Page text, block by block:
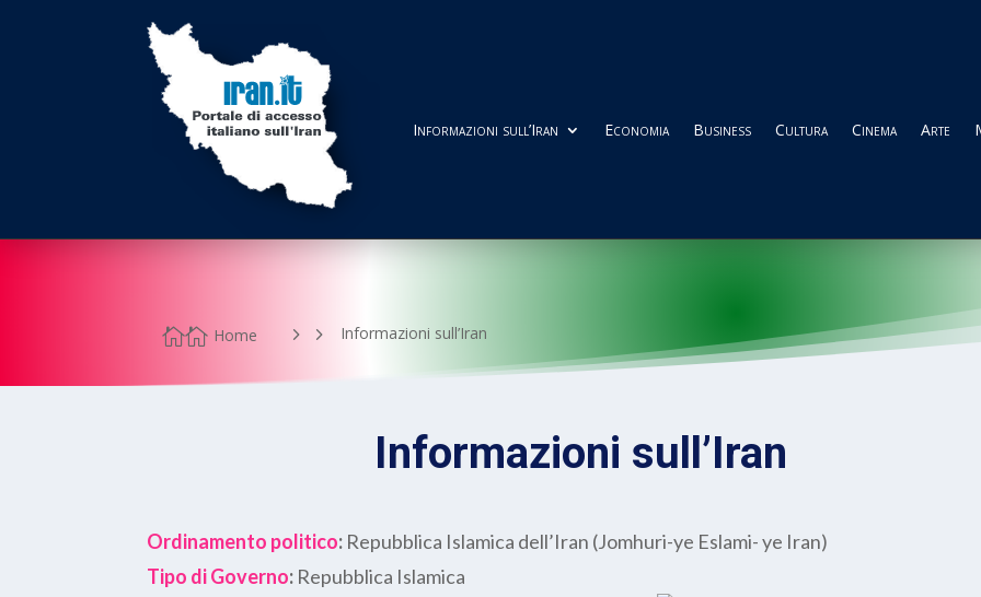
Informazioni sull’Iran Economia Business Cultura Cinema Arte
 Home 5 Informazioni sull’Iran
Informazioni sull’Iran
Ordinamento politico: Repubblica Islamica dell’Iran (Jomhuri-ye Eslami- ye Iran)
Tipo di Governo: Repubblica Islamica